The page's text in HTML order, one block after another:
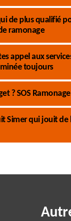
de plus qualifié
ramonage
appel aux
toujours
? SOS
Simer qui jouit de